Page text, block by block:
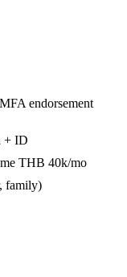
endorsement
+ ID
THB 40k/mo
family)